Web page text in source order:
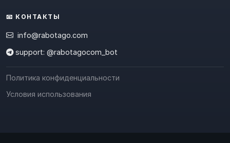
📧 КОНТАКТЫ
info@rabotago.com
support: @rabotagocom_bot
Политика конфиденциальности
Условия использования